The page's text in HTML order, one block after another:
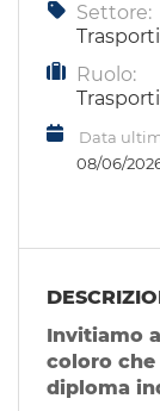
di
lavoro
Carica
il
Login
EN
FR
Settore:
Ruolo:
Trasporti
Data
08/06/
Invitiamo
coloro
diploma